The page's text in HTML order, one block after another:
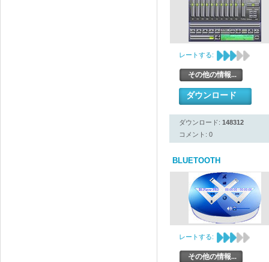
レートする:
その他の情報...
ダウンロード
ダウンロード: 148312
コメント: 0
BLUETOOTH
レートする:
その他の情報...